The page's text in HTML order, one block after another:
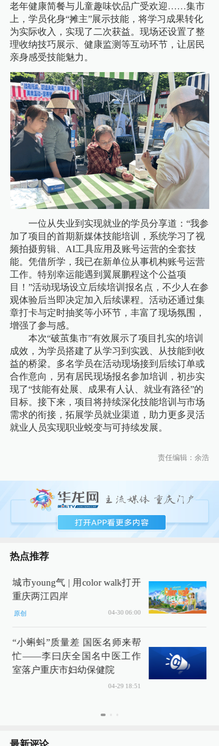
老年健康简餐与儿童趣味饮品广受欢迎……集市
上，学员化身“摊主”展示技能，将学习成果转化
为实际收入，实现了二次获益。现场还设置了整
理收纳技巧展示、健康监测等互动环节，让居民
亲身感受技能魅力。
一位从失业到实现就业的学员分享道：“我参
加了项目的首期新媒体技能培训，系统学习了视
频拍摄剪辑、AI工具应用及账号运营的全套技
能。凭借所学，我已在新单位从事机构账号运营
工作。特别幸运能遇到翼展鹏程这个公益项
目！”活动现场设立后续培训报名点，不少人在参
观体验后当即决定加入后续课程。活动还通过集
章打卡与定时抽奖等小环节，丰富了现场氛围，
增强了参与感。
本次“破茧集市”有效展示了项目扎实的培训
成效，为学员搭建了从学习到实践、从技能到收
益的桥梁。多名学员在活动现场接到后续订单或
合作意向，另有居民现场报名参加培训，初步实
现了“技能有处展、成果有人认、就业有路径”的
目标。接下来，项目将持续深化技能培训与市场
需求的衔接，拓展学员就业渠道，助力更多灵活
就业人员实现职业蜕变与可持续发展。
责任编辑：余浩
热点推荐
城市young气 | 用color walk打开
重庆两江四岸
原创 04-30 06:00
“小蝌蚪”质量差 国医名师来帮
忙——李曰庆全国名中医工作
室落户重庆市妇幼保健院
04-29 18:51